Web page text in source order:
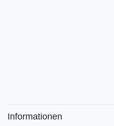
Informationen